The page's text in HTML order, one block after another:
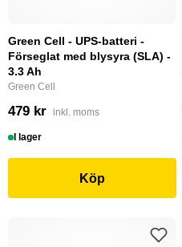
Green Cell - UPS-batteri -
Förseglat med blysyra (SLA) -
3.3 Ah
Green Cell
479 kr inkl. moms
I lager
Köp